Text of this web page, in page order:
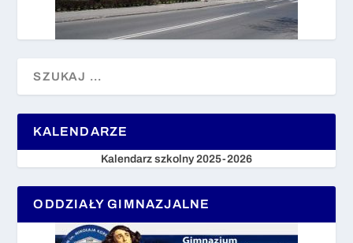
KALENDARZE
Kalendarz szkolny 2025-2026
ODDZIAŁY GIMNAZJALNE